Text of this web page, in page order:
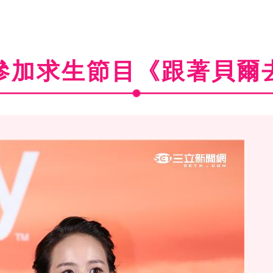
加求生節目《跟著貝爾